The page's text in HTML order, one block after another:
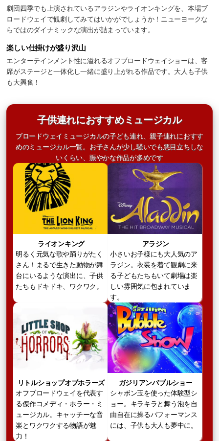
劇団四季でも上演されているアラジンやライオンキングを、本場ブ
ロードウェイで観劇してみてはいかがでしょうか！ニューヨークな
らではのダイナミックな演出が詰まっています。
楽しい仕掛けが盛り沢山
エンターテインメント性に溢れるオフブロードウェイショーは、客
席がステージと一体化し一緒に盛り上がれる作品です。大人も子供
も大興奮！
子供連れにおすすめミュージカル
ブロードウェイミュージカルの子ども連れ、親子連れにおすす
めのミュージカル一覧。お子さんが少し騒いでも悪目立ちしな
いくらい、賑やかな作品が多めです
ライオンキング
明るく元気な歌や踊りがたく
さん！まるで生きた動物が舞
台にいるような演出に、子供
たちもドキドキ、ワクワク。
アラジン
小さいお子様にも大人気のア
ラジン。衣装を着て観劇に来
る子どもたちもいて劇場は楽
しい雰囲気に包まれていま
す。
リトルショップオブホラーズ
オフブロードウェイを代表す
る傑作コメディ・ホラー・ミ
ュージカル。キャッチーな音
楽とワクワクする物語が魅
力！
ガジリアンバブルショー
シャボン玉を使った体験型シ
ョー。キラキラと舞う泡を自
由自在に操るパフォーマンス
には、子供も大人も夢中に。